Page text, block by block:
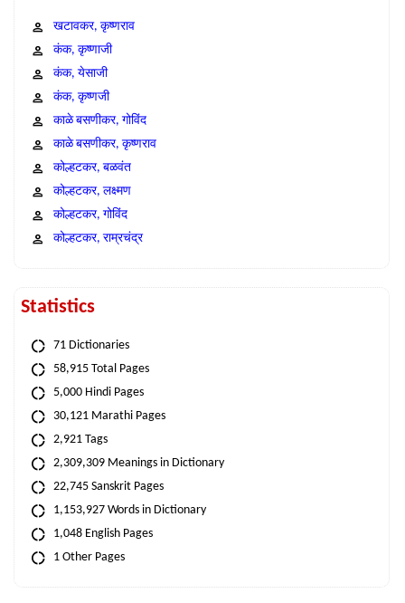
खटावकर, कृष्णराव
कंक, कृष्णाजी
कंक, येसाजी
कंक, कृष्णजी
काळे बसणीकर, गोविंद
काळे बसणीकर, कृष्णराव
कोल्हटकर, बळवंत
कोल्हटकर, लक्ष्मण
कोल्हटकर, गोविंद
कोल्हटकर, राम्रचंद्र
Statistics
71 Dictionaries
58,915 Total Pages
5,000 Hindi Pages
30,121 Marathi Pages
2,921 Tags
2,309,309 Meanings in Dictionary
22,745 Sanskrit Pages
1,153,927 Words in Dictionary
1,048 English Pages
1 Other Pages